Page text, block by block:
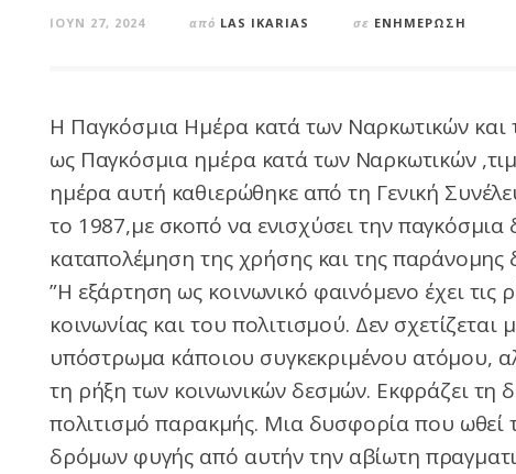
ΙΟΎΝ 27, 2024 από LAS IKARIAS σε ΕΝΗΜΈΡΩΣΗ
Η Παγκόσμια Ημέρα κατά των Ναρκωτικών και
ως Παγκόσμια ημέρα κατά των Ναρκωτικών
ημέρα αυτή καθιερώθηκε από τη Γενική
το 1987,με σκοπό να ενισχύσει την παγκόσμια
καταπολέμηση της χρήσης και της παράνομης
”Η εξάρτηση ως κοινωνικό φαινόμενο έχει τις
κοινωνίας και του πολιτισμού. Δεν
υπόστρωμα κάποιου συγκεκριμένου ατόμου,
τη ρήξη των κοινωνικών δεσμών. Εκφράζει τη
πολιτισμό παρακμής. Μια δυσφορία που
δρόμων φυγής από αυτήν την αβίωτη